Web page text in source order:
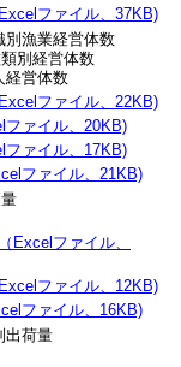
ファイル、37KB)
別漁業経営体数
別経営体数
経営体数
ファイル、22KB)
ァイル、20KB)
ァイル、17KB)
ファイル、21KB)
Excelファイル、
ファイル、12KB)
ファイル、16KB)
出荷量